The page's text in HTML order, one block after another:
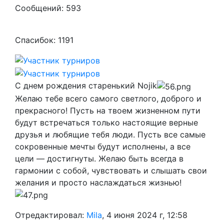
Сообщений: 593
Спасибок: 1191
С днем рождения старенький Nojik
Желаю тебе всего самого светлого, доброго и
прекрасного! Пусть на твоем жизненном пути
будут встречаться только настоящие верные
друзья и любящие тебя люди. Пусть все самые
сокровенные мечты будут исполнены, а все
цели — достигнуты. Желаю быть всегда в
гармонии с собой, чувствовать и слышать свои
желания и просто наслаждаться жизнью!
Отредактировал: Mila, 4 июня 2024 г, 12:58